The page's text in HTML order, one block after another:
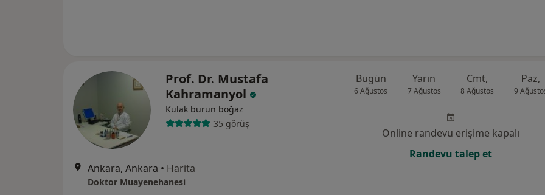
Prof. Dr. Mustafa
Kahramanyol
Kulak burun boğaz
35 görüş
Ankara, Ankara • Harita
Doktor Muayenehanesi
Bugün
6 Ağustos
Yarın
7 Ağustos
Cmt,
8 Ağustos
Paz,
9
Online randevu erişime kapalı
Randevu talep et